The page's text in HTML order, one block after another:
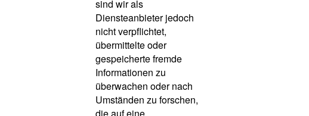
sind wir als
Diensteanbieter jedoch
nicht verpflichtet,
übermittelte oder
gespeicherte fremde
Informationen zu
überwachen oder nach
Umständen zu forschen,
die auf eine